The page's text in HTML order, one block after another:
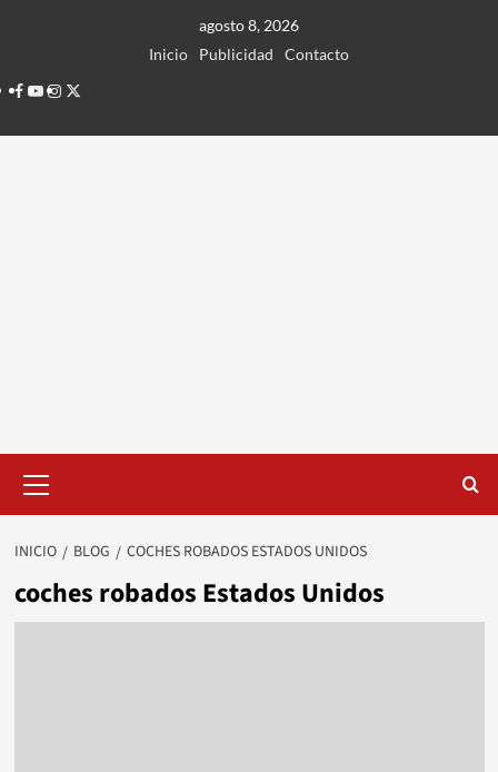
agosto 8, 2026
Inicio
Publicidad
Contacto
Facebook
Youtube
Instagram
Twitter
principal
INICIO BLOG COCHES ROBADOS ESTADOS UNIDOS
coches robados Estados Unidos